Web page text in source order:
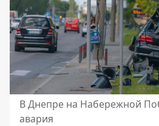
В Днепре на Набережной
авария